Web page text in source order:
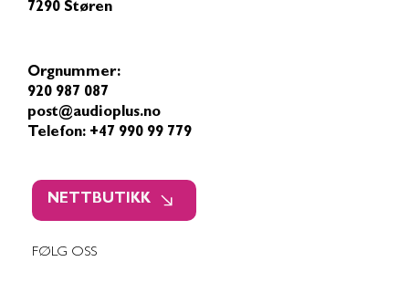
NETTBUTIKK
FØLG OSS
7290 Støren
Orgnummer:
920 987 087
post@audioplus.no
Telefon: +47 990 99 779